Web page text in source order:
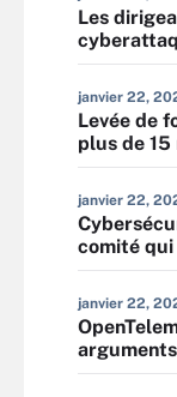
Les
janvier 22,
Levée de
plus de
janvier 22,
comité
janvier 22,